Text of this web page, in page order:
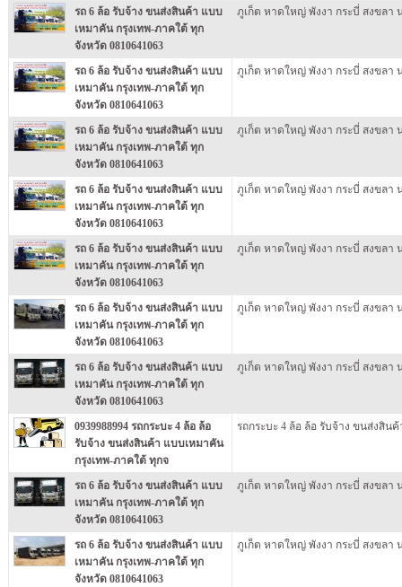
รถ 6 ล้อ รับจ้าง ขนส่งสินค้า แบบ
เหมาคัน กรุงเทพ-ภาคใต้ ทุก
จังหวัด 0810641063
ภูเก็ต หาดใหญ่ พังงา กระบี่ สงขลา
รถ 6 ล้อ รับจ้าง ขนส่งสินค้า แบบ
เหมาคัน กรุงเทพ-ภาคใต้ ทุก
จังหวัด 0810641063
ภูเก็ต หาดใหญ่ พังงา กระบี่ สงขลา
รถ 6 ล้อ รับจ้าง ขนส่งสินค้า แบบ
เหมาคัน กรุงเทพ-ภาคใต้ ทุก
จังหวัด 0810641063
ภูเก็ต หาดใหญ่ พังงา กระบี่ สงขลา
รถ 6 ล้อ รับจ้าง ขนส่งสินค้า แบบ
เหมาคัน กรุงเทพ-ภาคใต้ ทุก
จังหวัด 0810641063
ภูเก็ต หาดใหญ่ พังงา กระบี่ สงขลา
รถ 6 ล้อ รับจ้าง ขนส่งสินค้า แบบ
เหมาคัน กรุงเทพ-ภาคใต้ ทุก
จังหวัด 0810641063
ภูเก็ต หาดใหญ่ พังงา กระบี่ สงขลา
รถ 6 ล้อ รับจ้าง ขนส่งสินค้า แบบ
เหมาคัน กรุงเทพ-ภาคใต้ ทุก
จังหวัด 0810641063
ภูเก็ต หาดใหญ่ พังงา กระบี่ สงขลา
รถ 6 ล้อ รับจ้าง ขนส่งสินค้า แบบ
เหมาคัน กรุงเทพ-ภาคใต้ ทุก
จังหวัด 0810641063
ภูเก็ต หาดใหญ่ พังงา กระบี่ สงขลา
0939988994 รถกระบะ 4 ล้อ ล้อ
รับจ้าง ขนส่งสินค้า แบบเหมาคัน
กรุงเทพ-ภาคใต้ ทุกจ
รถกระบะ 4 ล้อ ล้อ รับจ้าง ขนส่งสิน
รถ 6 ล้อ รับจ้าง ขนส่งสินค้า แบบ
เหมาคัน กรุงเทพ-ภาคใต้ ทุก
จังหวัด 0810641063
ภูเก็ต หาดใหญ่ พังงา กระบี่ สงขลา
รถ 6 ล้อ รับจ้าง ขนส่งสินค้า แบบ
เหมาคัน กรุงเทพ-ภาคใต้ ทุก
จังหวัด 0810641063
ภูเก็ต หาดใหญ่ พังงา กระบี่ สงขลา